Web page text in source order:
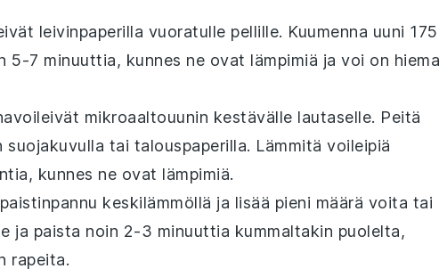
leivinpaperilla vuoratulle pellille. Kuumenna uuni 175
5-7 minuuttia, kunnes ne ovat lämpimiä ja voi on
mikroaaltouunin kestävälle lautaselle. Peitä
tai talouspaperilla. Lämmitä voileipiä
kunnes ne ovat lämpimiä.
keskilämmöllä ja lisää pieni määrä voita tai
ja paista noin 2-3 minuuttia kummaltakin puolelta,
rapeita.